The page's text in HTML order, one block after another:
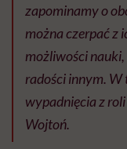
zapominamy o
można czerpać z
możliwości
radości innym.
wypadnięcia z
Wojtoń.